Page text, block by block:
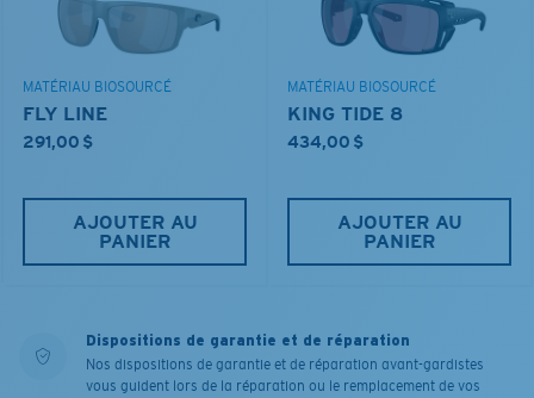
MATÉRIAU BIOSOURCÉ
FLY LINE
291,00 $
AJOUTER AU
PANIER
MATÉRIAU BIOSOURCÉ
KING TIDE 8
434,00 $
AJOUTER AU
PANIER
Dispositions de garantie et de réparation
Nos dispositions de garantie et de réparation avant-gardistes
vous guident lors de la réparation ou le remplacement de vos